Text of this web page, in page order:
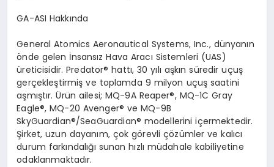
GA-ASI Hakkında
General Atomics Aeronautical Systems, Inc., dünyanın
önde gelen İnsansız Hava Aracı Sistemleri (UAS)
üreticisidir. Predator®hattı, 30 yılı aşkın süredir uçuş
gerçekleştirmiş ve toplamda 9 milyon uçuş saatini
aşmıştır.Ürün ailesi; MQ-9A Reaper®, MQ-1C Gray
Eagle®, MQ-20 Avenger® ve MQ-9B
SkyGuardian®/SeaGuardian® modellerini içermektedir.
Şirket, uzun dayanım, çok görevli çözümler ve kalıcı
durum farkındalığı sunan hızlı müdahale kabiliyetine
odaklanmaktadır.